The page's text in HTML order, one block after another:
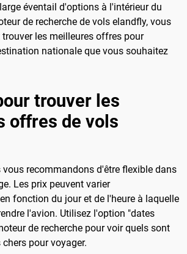
éventail d'options à l'intérieur du
de recherche de vols elandfly, vous
les meilleures offres pour
nationale que vous souhaitez
trouver les
offres de vols
recommandons d'être flexible dans
Les prix peuvent varier
fonction du jour et de l'heure à laquelle
l'avion. Utilisez l'option "dates
de recherche pour voir quels sont
pour voyager.